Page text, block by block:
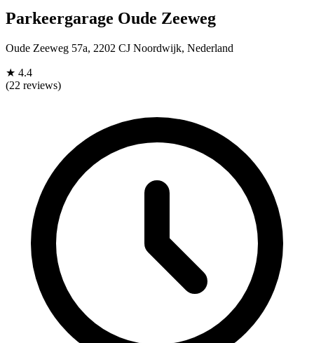
Parkeergarage Oude Zeeweg
Oude Zeeweg 57a, 2202 CJ Noordwijk, Nederland
★ 4.4
(22 reviews)